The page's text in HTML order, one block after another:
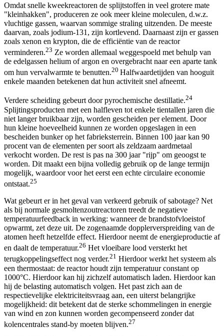
Omdat snelle kweekreactoren de splijtstoffen in veel grotere mate
"kleinhakken", produceren ze ook meer kleine moleculen, d.w.z.
vluchtige gassen, waarvan sommige straling uitzenden. De meeste
daarvan, zoals jodium-131, zijn kortlevend. Daarnaast zijn er gassen
zoals xenon en krypton, die de efficiëntie van de reactor
verminderen.23 Ze worden allemaal weggespoeld met behulp van
de edelgassen helium of argon en overgebracht naar een aparte tank
om hun vervalwarmte te benutten.20 Halfwaardetijden van hooguit
enkele maanden betekenen dat hun activiteit snel afneemt.
Verdere scheiding gebeurt door pyrochemische destillatie.24
Splijtingsproducten met een halfleven tot enkele tientallen jaren die
niet langer bruikbaar zijn, worden gescheiden per element. Door
hun kleine hoeveelheid kunnen ze worden opgeslagen in een
bescheiden bunker op het fabrieksterrein. Binnen 100 jaar kan 90
procent van de elementen per soort als zeldzaam aardmetaal
verkocht worden. De rest is pas na 300 jaar "rijp" om geoogst te
worden. Dit maakt een bijna volledig gebruik op de lange termijn
mogelijk, waardoor voor het eerst een echte circulaire economie
ontstaat.25
Wat gebeurt er in het geval van verkeerd gebruik of sabotage? Net
als bij normale gesmoltenzoutreactoren treedt de negatieve
temperatuurfeedback in werking: wanneer de brandstofvloeistof
opwarmt, zet deze uit. De zogenaamde dopplerverspreiding van de
atomen heeft hetzelfde effect. Hierdoor neemt de energieproductie af
en daalt de temperatuur.26 Het vloeibare lood versterkt het
terugkoppelingseffect nog verder.21 Hierdoor werkt het systeem als
een thermostaat: de reactor houdt zijn temperatuur constant op
1000°C. Hierdoor kan hij zichzelf automatisch laden. Hierdoor kan
hij de belasting automatisch volgen. Het past zich aan de
respectievelijke elektriciteitsvraag aan, een uiterst belangrijke
mogelijkheid: dit betekent dat de sterke schommelingen in energie
van wind en zon kunnen worden gecompenseerd zonder dat
kolencentrales stand-by moeten blijven.27